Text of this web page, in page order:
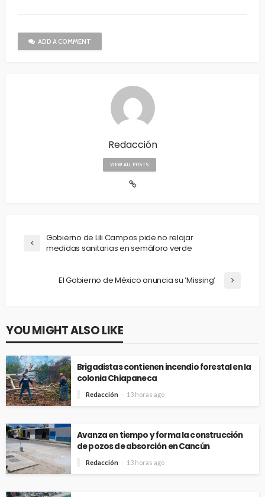
ADD A COMMENT
Redacción
VIEW ALL POSTS
Gobierno de Lili Campos pide no relajar
medidas sanitarias en semáforo verde
El Gobierno de México anuncia su ‘Missing’
YOU MIGHT ALSO LIKE
Brigadistas contienen incendio forestal en la
colonia Chiapaneca
Redacción 13 horas ago
Avanza en tiempo y forma la construcción
de pozos de absorción en Cancún
Redacción 13 horas ago